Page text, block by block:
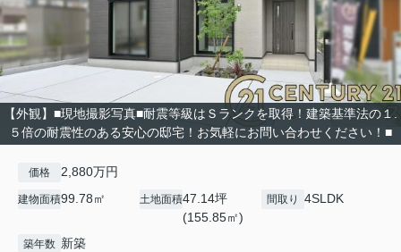
【外観】■現地撮影写真■耐震等級はＳランクを取得！建築基準法の１.
５倍の耐震性のある安心の邸宅！お気軽にお問い合わせください！■
価格 2,880万円
建物面積99.78㎡ 土地面積47.14坪
(155.85㎡)
間取り 4SLDK
築年数 新築